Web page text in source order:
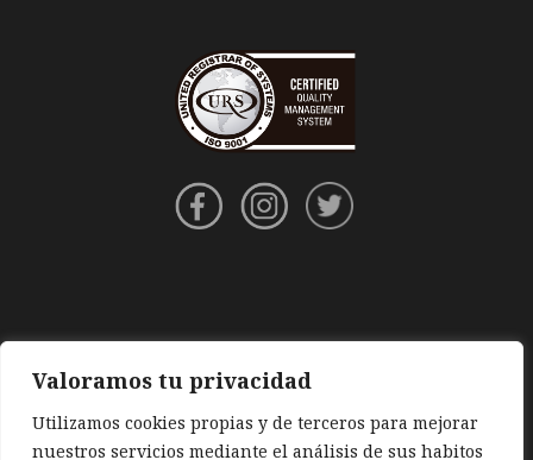
Valoramos tu privacidad
Utilizamos cookies propias y de terceros para mejorar
nuestros servicios mediante el análisis de sus habitos